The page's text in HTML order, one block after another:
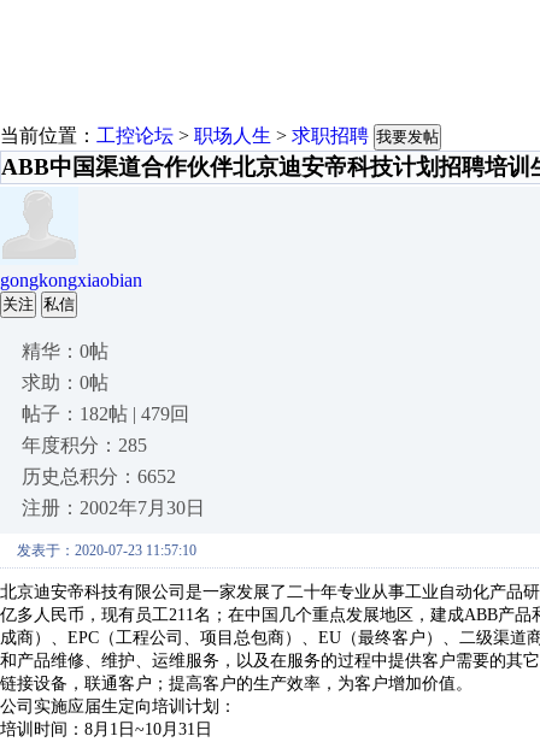
当前位置： 工控论坛 > 职场人生 > 求职招聘 我要发帖
ABB中国渠道合作伙伴北京迪安帝科技计划招聘培训
gongkongxiaobian
关注 私信
精华：0帖
求助：0帖
帖子：182帖 | 479回
年度积分：285
历史总积分：6652
注册：2002年7月30日
发表于：2020-07-23 11:57:10
北京迪安帝科技有限公司是一家发展了二十年专业从事工业自动化产品
亿多人民币，现有员工211名；在中国几个重点发展地区，建成ABB产
成商）、EPC（工程公司、项目总包商）、EU（最终客户）、二级渠
和产品维修、维护、运维服务，以及在服务的过程中提供客户需要的其
链接设备，联通客户；提高客户的生产效率，为客户增加价值。
公司实施应届生定向培训计划：
培训时间：8月1日~10月31日